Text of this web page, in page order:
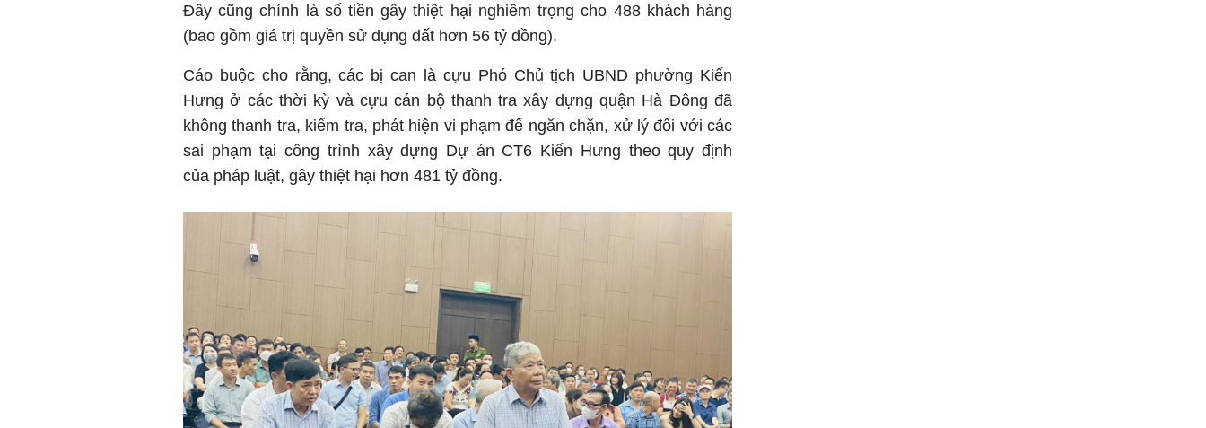
Đây cũng chính là số tiền gây thiệt hại nghiêm trọng cho 488 khách hàng
(bao gồm giá trị quyền sử dụng đất hơn 56 tỷ đồng).
Cáo buộc cho rằng, các bị can là cựu Phó Chủ tịch UBND phường Kiến
Hưng ở các thời kỳ và cựu cán bộ thanh tra xây dựng quận Hà Đông đã
không thanh tra, kiểm tra, phát hiện vi phạm để ngăn chặn, xử lý đối với các
sai phạm tại công trình xây dựng Dự án CT6 Kiến Hưng theo quy định
của pháp luật, gây thiệt hại hơn 481 tỷ đồng.